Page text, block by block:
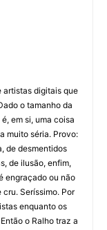
artistas digitais que
o tamanho da
em si, uma coisa
muito séria. Provo:
de desmentidos
de ilusão, enfim,
engraçado ou não
Seríssimo. Por
enquanto os
o Ralho traz a